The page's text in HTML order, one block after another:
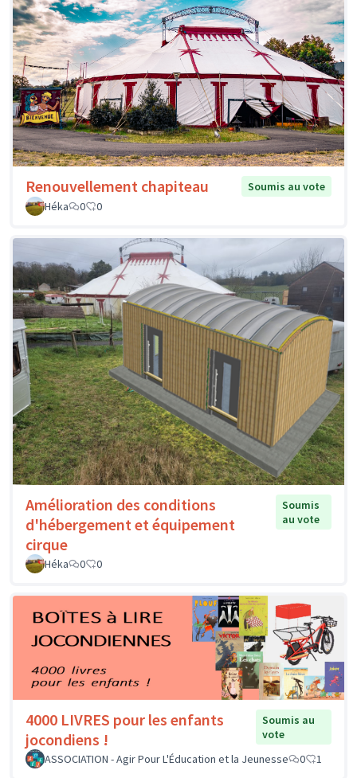
Renouvellement chapiteau
Soumis au vote
Héka
0 0
Amélioration des conditions
d'hébergement et équipement
cirque
Soumis
au vote
Héka 0 0
4000 LIVRES pour les enfants
jocondiens !
Soumis au
vote
ASSOCIATION - Agir Pour L'Éducation et la Jeunesse
0 1